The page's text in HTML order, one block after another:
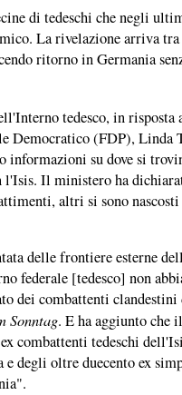
di tedeschi che negli
La rivelazione arriva tra
ritorno in Germania
tedesco, in risposta
Democratico (FDP), Linda
informazioni su dove si
l'Isis. Il ministero ha
altri si sono
delle frontiere esterne
federale [tedesco] non
dei combattenti clandestini
Sonntag. E ha aggiunto che
combattenti tedeschi
degli oltre duecento ex